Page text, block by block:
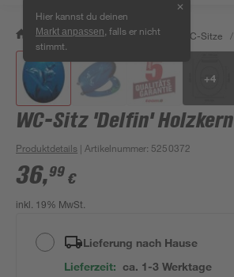
Hier kannst du deinen
Markt anpassen , falls er nicht
stimmt.
✕
/ Bad & Sanitär / Toiletten WC-Sitze /
+4
WC-Sitz 'Delfin' Holzkern
Produktdetails | Artikelnummer: 5250372
36,99 €
inkl. 19% MwSt.
Lieferung nach Hause
Lieferzeit: ca. 1-3 Werktage